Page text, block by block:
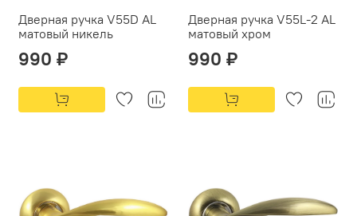
Дверная ручка V55D AL
матовый никель
990 ₽
Дверная ручка V55L-2 AL
матовый хром
990 ₽